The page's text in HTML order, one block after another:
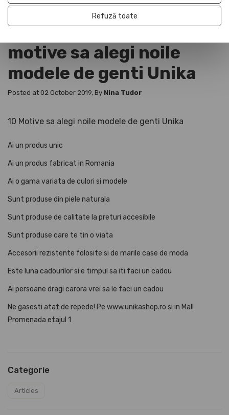
Primavara aceasta ai 10
motive sa alegi noile
modele de genti Unika
Posted at 02 October 2019, By Nina Tudor
10 Motive sa alegi noile modele de genti Unika
Ai un produs unic
Ai un produs fabricat in Romania
Ai o gama variata de culori si modele
Sunt produse din piele naturala
Sunt produse de calitate la preturi accesibile
Sunt produse care te tin o viata
Accesorii rezistente folosite si de marile case de moda
Este luna cadourilor si e timpul sa iti faci un cadou
Ai persoane dragi carora vrei sa le faci un cadou
Ne gasesti atat de repede! Pe www.unikashop.ro si in Mall
Promenada etajul 1
Categorie
Articles
Refuză toate